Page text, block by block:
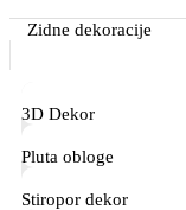
Zidne dekoracije
3D Dekor
Pluta obloge
Stiropor dekor